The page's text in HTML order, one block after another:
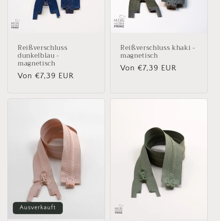
Reißverschluss
dunkelblau -
magnetisch
Normaler
Von €7,39 EUR
Reißverschluss khaki -
magnetisch
Normaler
Von €7,39 EUR
Ausverkauft